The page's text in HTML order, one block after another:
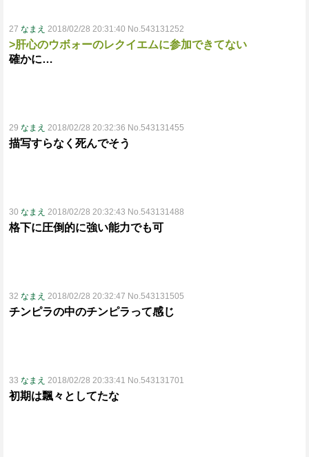
27 なまえ 2018/02/28 20:31:40 No.543131252
>肝心のウボォーのレクイエムに参加できてない
確かに…
29 なまえ 2018/02/28 20:32:36 No.543131455
描写すらなく死んでそう
30 なまえ 2018/02/28 20:32:43 No.543131488
格下に圧倒的に強い能力でも可
32 なまえ 2018/02/28 20:32:47 No.543131505
チンピラの中のチンピラって感じ
33 なまえ 2018/02/28 20:33:41 No.543131701
初期は飄々としてたな